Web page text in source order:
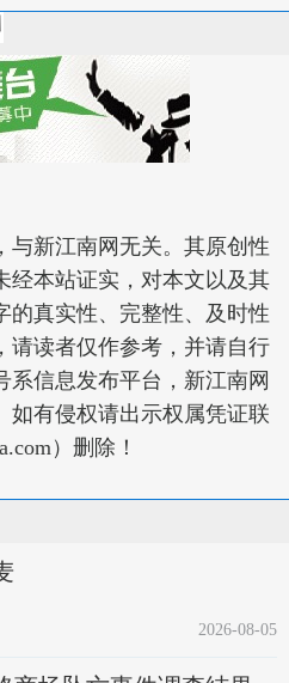
与新江南网无关。其原创性
经本站证实，对本文以及其
的真实性、完整性、及时性
请读者仅作参考，并请自行
信息发布平台，新江南网
如有侵权请出示权属凭证联
）删除！
2026-08-05